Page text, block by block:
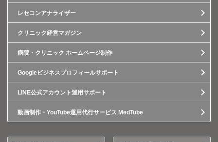
レセコンアナライザー
クリニック経営マガジン
病院・クリニック ホームページ制作
Googleビジネスプロフィールサポート
LINE公式アカウント運用サポート
動画制作・YouTube運用代行サービス MedTube